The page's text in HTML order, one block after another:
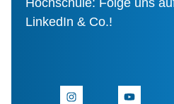
LinkedIn & Co.!